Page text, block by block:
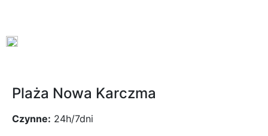
Plaża Nowa Karczma
Czynne: 24h/7dni